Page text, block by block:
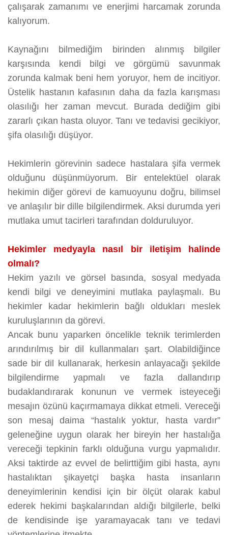
çalışarak zamanımı ve enerjimi harcamak zorunda
kalıyorum.
Kaynağını bilmediğim birinden alınmış bilgiler
karşısında kendi bilgi ve görgümü savunmak
zorunda kalmak beni hem yoruyor, hem de incitiyor.
Üstelik hastanın kafasının daha da fazla karışması
olasılığı her zaman mevcut. Burada dediğim gibi
zararlı çıkan hasta oluyor. Tanı ve tedavisi gecikiyor,
şifa olasılığı düşüyor.
Hekimlerin görevinin sadece hastalara şifa vermek
olduğunu düşünmüyorum. Bir entelektüel olarak
hekimin diğer görevi de kamuoyunu doğru, bilimsel
ve anlaşılır bir dille bilgilendirmek. Aksi durumda yeri
mutlaka umut tacirleri tarafından dolduruluyor.
Hekimler medyayla nasıl bir iletişim halinde
olmalı?
Hekim yazılı ve görsel basında, sosyal medyada
kendi bilgi ve deneyimini mutlaka paylaşmalı. Bu
hekimler kadar hekimlerin bağlı oldukları meslek
kuruluşlarının da görevi.
Ancak bunu yaparken öncelikle teknik terimlerden
arındırılmış bir dil kullanmaları şart. Olabildiğince
sade bir dil kullanarak, herkesin anlayacağı şekilde
bilgilendirme yapmalı ve fazla dallandırıp
budaklandırarak konunun ve vermek isteyeceği
mesajın özünü kaçırmamaya dikkat etmeli. Vereceği
son mesaj daima “hastalık yoktur, hasta vardır”
geleneğine uygun olarak her bireyin her hastalığa
vereceği tepkinin farklı olduğuna vurgu yapmalıdır.
Aksi taktirde az evvel de belirttiğim gibi hasta, aynı
hastalıktan şikayetçi başka hasta insanların
deneyimlerinin kendisi için bir ölçüt olarak kabul
ederek hekimi başkalarından aldığı bilgilerle, belki
de kendisinde işe yaramayacak tanı ve tedavi